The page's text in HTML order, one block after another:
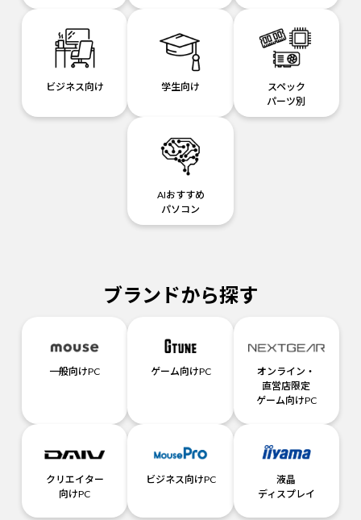
ビジネス向け 学生向け
スペック
パーツ別
AIおすすめ
パソコン
ブランドから探す
一般向けPC ゲーム向けPC
オンライン・
直営店限定
ゲーム向けPC
クリエイター
向けPC
ビジネス向けPC
液晶
ディスプレイ